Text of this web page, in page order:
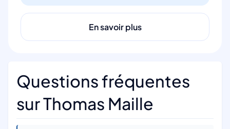
En savoir plus
Questions fréquentes
sur Thomas Maille